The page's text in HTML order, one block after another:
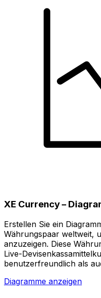
XE Currency –
Erstellen Sie ein
Währungspaar weltweit,
anzuzeigen. Diese
Live-
benutzerfreundlich als
Diagramme anzeigen